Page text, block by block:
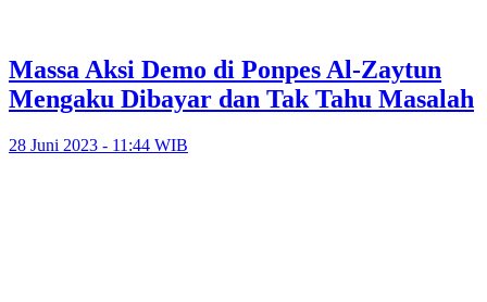
Massa Aksi Demo di Ponpes Al-Zaytun
Mengaku Dibayar dan Tak Tahu Masalah
28 Juni 2023 - 11:44 WIB